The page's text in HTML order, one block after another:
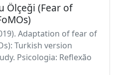
Ölçeği (Fear of
Adaptation of fear of
Turkish version
Psicologia: Reflexão